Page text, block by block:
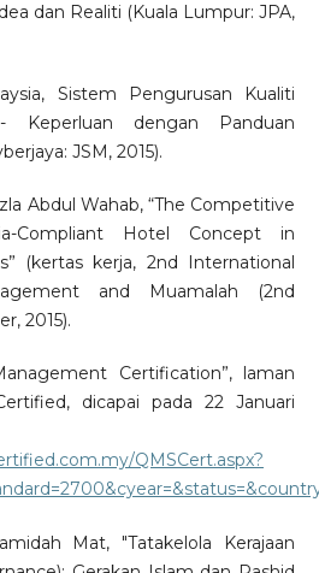
dan Realiti (Kuala Lumpur: JPA,
Sistem Pengurusan Kualiti
- Keperluan dengan Panduan
JSM, 2015).
Abdul Wahab, “The Competitive
Compliant Hotel Concept in
(kertas kerja, 2nd International
and Muamalah (2nd
2015).
Certification”, laman
dicapai pada 22 Januari
QMSCert.aspx?
Mat, "Tatakelola Kerajaan